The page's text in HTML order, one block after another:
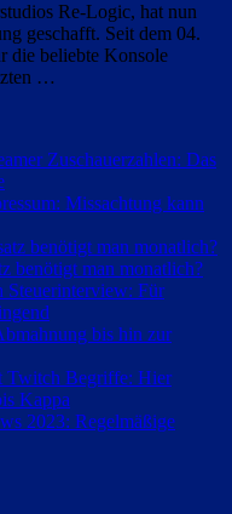
Re-Logic, hat nun
geschafft. Seit dem 04.
die beliebte Konsole
…
Zuschauerzahlen: Das
Missachtung kann
benötigt man monatlich?
Steuerinterview: Für
bis hin zur
Twitch Begriffe: Hier
Kappa
2023: Regelmäßige